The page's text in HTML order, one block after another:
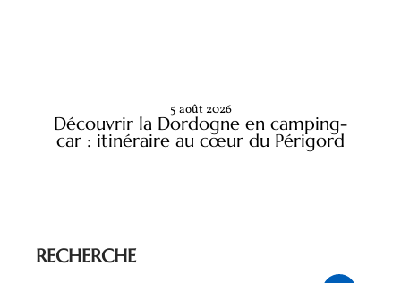
Découvrir la Dordogne en camping-
car : itinéraire au cœur du Périgord
5 août 2026
RECHERCHE